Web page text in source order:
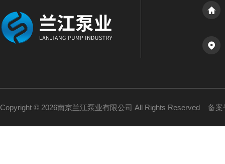
Copyright © 2026南京兰江泵业有限公司 All Rights Reserved 备案